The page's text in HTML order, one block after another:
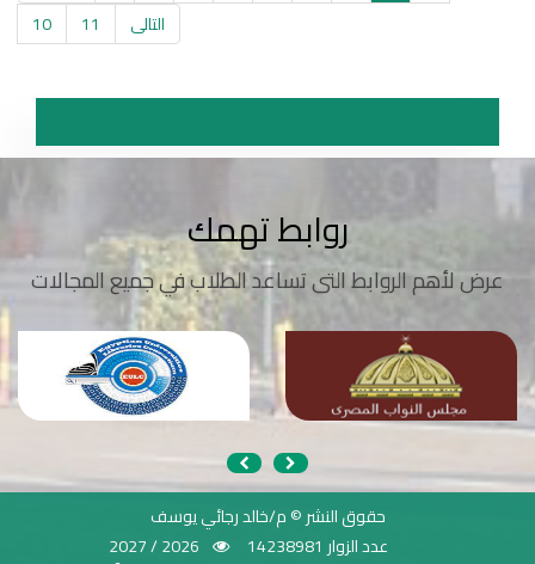
10
11 التالى
روابط تهمك
عرض لأهم الروابط التى تساعد الطلاب في جميع المجالات
حقوق النشر © م/خالد رجائي يوسف
عدد الزوار 14238981
2026 / 2027